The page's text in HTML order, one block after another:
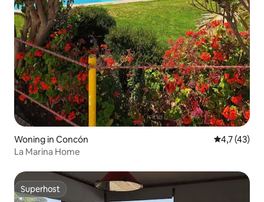
Woning in Concón
4,7 (43)
La Marina Home
Superhost
Superhost